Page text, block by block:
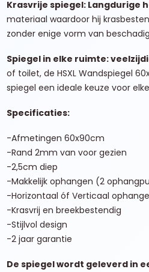
Krasvrije spiegel: Langdurige
materiaal waardoor hij
zonder enige vorm van
Spiegel in elke ruimte:
of toilet, de HSXL Wandspiegel
spiegel een ideale keuze voor
Specificaties:
-Afmetingen 60x90cm
-Rand 2mm van voor gezien
-2,5cm diep
-Makkelijk ophangen (2
-Horizontaal óf Verticaal
-Krasvrij en breekbestendig
-Stijlvol design
-2 jaar garantie
De spiegel wordt geleverd in